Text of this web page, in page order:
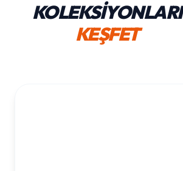
KOLEKSİYONLARI
KEŞFET